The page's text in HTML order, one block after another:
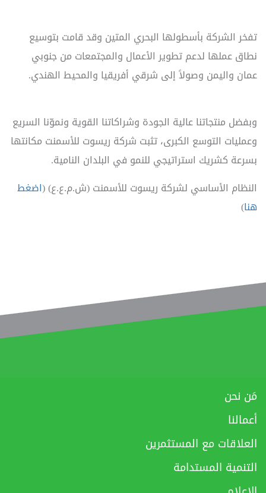
تفخر الشركة بأسطولها البحري المتين وقد قامت بتوسيع
نطاق عملها لدعم تطوير الأعمال والمجتمعات من جنوبي
عمان واليمن وصولاً إلى شرقي أفريقيا والمحيط الهندي.
وبفضل منتجاتنا عالية الجودة وشراكاتنا القوية ونموّنا السريع
وعمليات التوسع الكبرى، تثبت شركة ريسوت للأسمنت مكانتها
بسرعة كشريك استراتيجي للنمو في البلدان النامية.
النظام الأساسي لشركة ريسوت للأسمنت (ش.م.ع.ع) (اضغط
هنا)
مَن نحن
أعمالنا
العلاقات مع المستثمرين
التنمية المستدامة